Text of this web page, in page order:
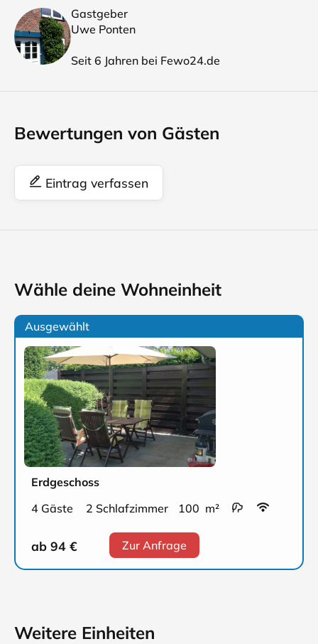
Gastgeber
Uwe Ponten
Seit 6 Jahren bei Fewo24.de
Bewertungen von Gästen
Eintrag verfassen
Wähle deine Wohneinheit
Ausgewählt
Erdgeschoss
4 Gäste
2 Schlafzimmer 100 m²
ab 94 € Zur Anfrage
Weitere Einheiten